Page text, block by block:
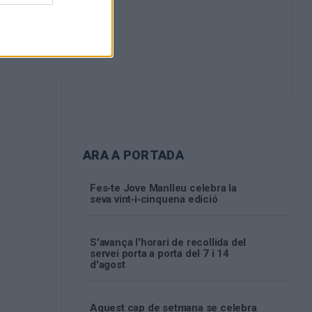
ARA A PORTADA
Fes‑te Jove Manlleu celebra la
seva vint‑i‑cinquena edició
S'avança l'horari de recollida del
servei porta a porta del 7 i 14
d'agost
Aquest cap de setmana se celebra